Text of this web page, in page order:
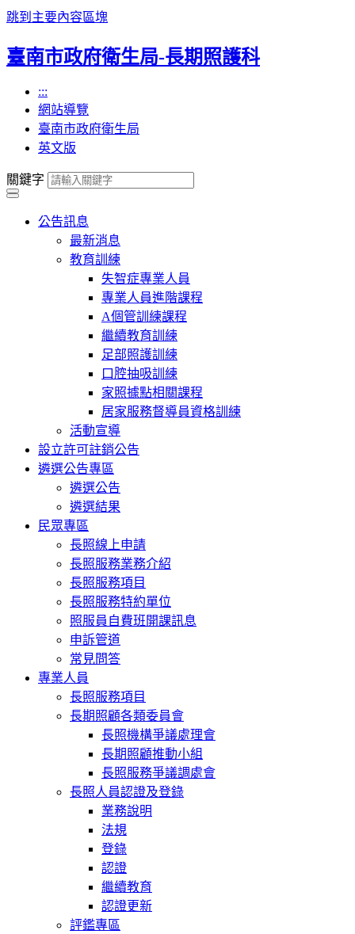
跳到主要內容區塊
臺南市政府衛生局-長期照護科
:::
網站導覽
臺南市政府衛生局
英文版
關鍵字
公告訊息
最新消息
教育訓練
失智症專業人員
專業人員進階課程
A個管訓練課程
繼續教育訓練
足部照護訓練
口腔抽吸訓練
家照據點相關課程
居家服務督導員資格訓練
活動宣導
設立許可註銷公告
遴選公告專區
遴選公告
遴選結果
民眾專區
長照線上申請
長照服務業務介紹
長照服務項目
長照服務特約單位
照服員自費班開課訊息
申訴管道
常見問答
專業人員
長照服務項目
長期照顧各類委員會
長照機構爭議處理會
長期照顧推動小組
長照服務爭議調處會
長照人員認證及登錄
業務說明
法規
登錄
認證
繼續教育
認證更新
評鑑專區